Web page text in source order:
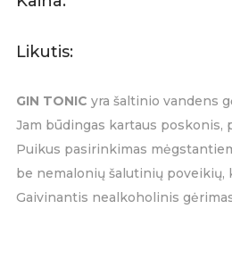
Likutis:
GIN TONIC yra šaltinio vandens
Jam būdingas kartaus
Puikus pasirinkimas
be nemalonių šalutinių poveikių,
Gaivinantis nealkoholinis